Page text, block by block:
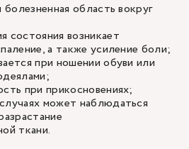
болезненная область вокруг
состояния возникает
а также усиление боли;
при ношении обуви или
при прикосновениях;
может наблюдаться
ткани.